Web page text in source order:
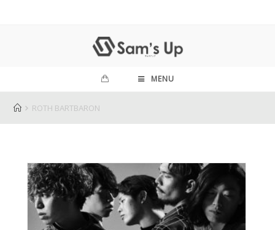
MENU
ROTH BARTBARON